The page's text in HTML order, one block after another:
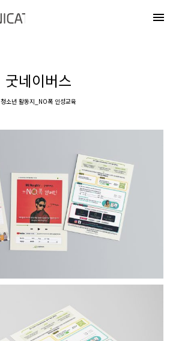
메
굿네이버스
청소년 활동지_NO폭 인성교육